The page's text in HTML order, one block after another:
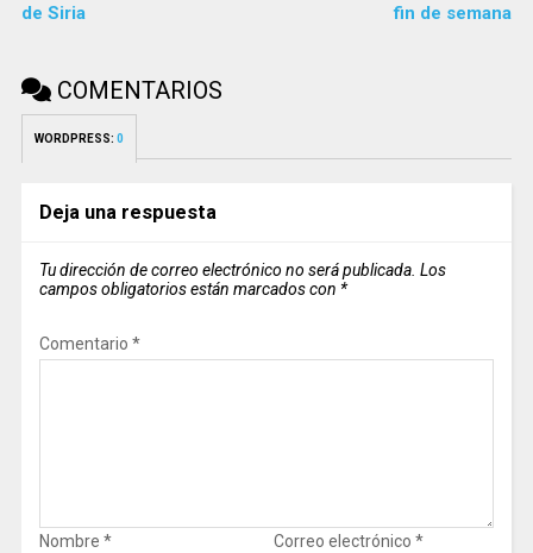
de Siria
fin de semana
COMENTARIOS
WORDPRESS: 0
Deja una respuesta
Tu dirección de correo electrónico no será publicada. Los
campos obligatorios están marcados con *
Comentario *
Nombre * Correo electrónico *